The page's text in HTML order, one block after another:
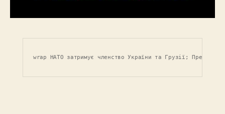
wrap НАТО затримує членство України та Грузії; Прем'єр